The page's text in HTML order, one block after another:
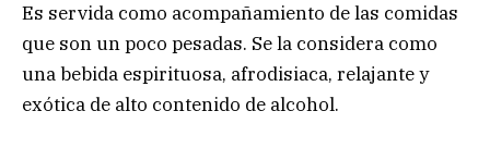
Es servida como acompañamiento de las comidas
que son un poco pesadas. Se la considera como
una bebida espirituosa, afrodisiaca, relajante y
exótica de alto contenido de alcohol.